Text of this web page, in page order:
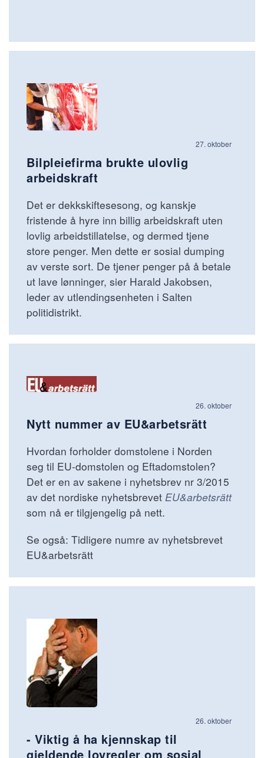
27. oktober
Bilpleiefirma brukte ulovlig
arbeidskraft
Det er dekkskiftesesong, og kanskje
fristende å hyre inn billig arbeidskraft uten
lovlig arbeidstillatelse, og dermed tjene
store penger. Men dette er sosial dumping
av verste sort. De tjener penger på å betale
ut lave lønninger, sier Harald Jakobsen,
leder av utlendingsenheten i Salten
politidistrikt.
26. oktober
Nytt nummer av EU&arbetsrätt
Hvordan forholder domstolene i Norden
seg til EU-domstolen og Eftadomstolen?
Det er en av sakene i nyhetsbrev nr 3/2015
av det nordiske nyhetsbrevet EU&arbetsrätt
som nå er tilgjengelig på nett.
Se også: Tidligere numre av nyhetsbrevet
EU&arbetsrätt
26. oktober
- Viktig å ha kjennskap til
gjeldende lovregler om sosial